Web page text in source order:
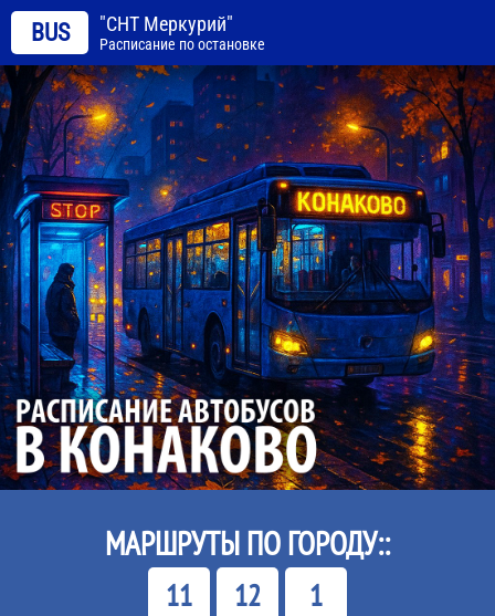
BUS "СНТ Меркурий"
Расписание по остановке
МАРШРУТЫ ПО ГОРОДУ::
11 12 1